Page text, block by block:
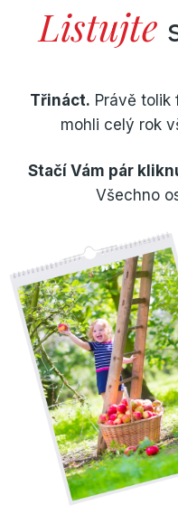
Listujte
Třináct. Právě tolik
mohli celý rok
Stačí Vám pár
Všechno